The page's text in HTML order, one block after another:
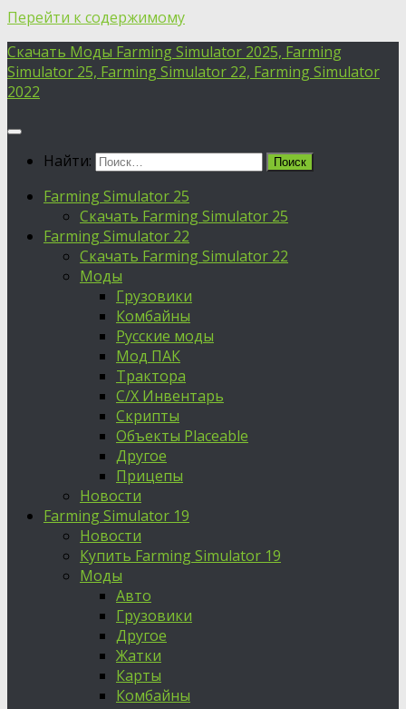
Перейти к содержимому
Скачать Моды Farming Simulator 2025, Farming
Simulator 25, Farming Simulator 22, Farming Simulator
2022
Найти:
Farming Simulator 25
Скачать Farming Simulator 25
Farming Simulator 22
Скачать Farming Simulator 22
Моды
Грузовики
Комбайны
Русские моды
Мод ПАК
Трактора
С/Х Инвентарь
Скрипты
Объекты Placeable
Другое
Прицепы
Новости
Farming Simulator 19
Новости
Купить Farming Simulator 19
Моды
Авто
Грузовики
Другое
Жатки
Карты
Комбайны